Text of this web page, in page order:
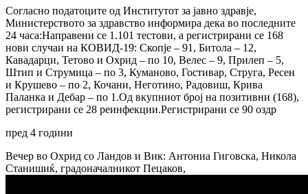
Согласно податоците од Институтот за јавно здравје,
Министерството за здравство информира дека во последните
24 часа:Направени се 1.101 тестови, а регистрирани се 168
нови случаи на КОВИД-19: Скопје – 91, Битола – 12,
Кавадарци, Тетово и Охрид – по 10, Велес – 9, Прилеп – 5,
Штип и Струмица – по 3, Куманово, Гостивар, Струга, Ресен
и Крушево – по 2, Кочани, Неготино, Радовиш, Крива
Паланка и Дебар – по 1.Од вкупниот број на позитивни (168),
регистрирани се 28 реинфекции.Регистрирани сe 90 оздр
пред 4 години
Вечер во Охрид со Ландов и Вик: Антониа Гиговска, Никола
Станишиќ, градоначалникот Пецаков,